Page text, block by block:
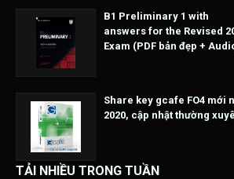
B1 Preliminary 1 with
answers for the Revised
Exam (PDF bản đẹp +
Share key gcafe FO4 mới
2020, cập nhật thường
TẢI NHIỀU TRONG TUẦN